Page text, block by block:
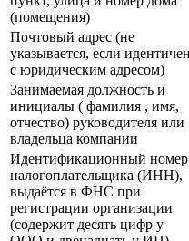
РазновидностьСведения
Основные реквизиты
Сокращённое название
организации
Полный юридический адрес
– это почтовый индекс,
страна, регион, населённый
пункт, улица и номер дома
(помещения)